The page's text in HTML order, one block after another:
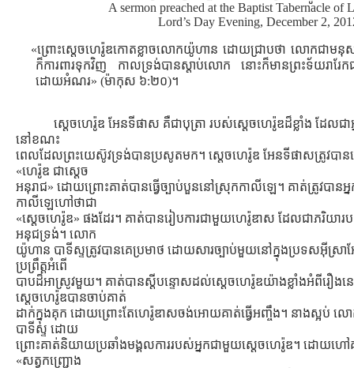
A sermon preached at the Baptist Tabernacle of
Lord’s Day Evening, December 2,
«ព្រោះស្តេចហេរ៉ូឌកោតខ្លាចលោកយ៉ូហាន ដោយជ្រាបថា លោកជាម
ក៏ការពារទុកវិញ កាលទ្រង់បានស្តាប់លោក នោះក៏មានព្រះទ័យរារែកជ
ដោយអំណរ» (ម៉ាកុស ៦:២០)។
ស្ដេចហេរ៉ូឌ អែនទីផាស គឺជាបុត្រា របស់សេ្ដចហេរ៉ូឌដ៏ខ្លាំង ដែលជា
នៅខណះ
ពេលដែលព្រះយេស៊ូវទ្រង់បានប្រសូតមក។ ស្ដេចហេរ៉ូឌ អែនទីផាសត្រូវបាន
«ហេរ៉ូឌ ជាស្ដេច
អនុរាជ» ដោយព្រោះគាត់បានធ្វើច្បាប់បួននៅស្រុកកាលីឡេ។ គាត់ត្រូវបានអ្
កាលីឡេហៅថាជា
«សេ្ដចហេរ៉ូឌ» ផងដែរ។ គាត់បានរៀបការជាមួយហេរ៉ូឌាស ដែលជាភរិយ
អនុជទ្រង់។ លោក
យ៉ូហាន បាទីស្ទត្រូវបានគេប្រមាថ ដោយសារច្បាប់មួយនៅក្នុងប្រទសអ៊ីស្រា
ប្រព្រឹត្ដអំពើ
បាបដ៏អាស្រូវមួយ។ គាត់បានស្ដីបន្ទោសដល់ស្ដេចហេរ៉ូឌយ៉ាងខ្លាំងអំពីរឿងន
សេ្ដចហេរ៉ូឌបានចាប់គាត់
ដាក់ក្នុងគុក ដោយព្រោះតែហេរ៉ូឌាសចង់អោយគាត់ធ្វើអញ្ចឹង។ នាងស្អប់
បាទីស្ទ ដោយ
ព្រោះគាត់និយាយប្រឆាំងមង្គលការរបស់អ្នកជាមួយស្ដេចហេរ៉ូឌ។ ដោយហៅ
«សត្វកញ្ជ្រោង